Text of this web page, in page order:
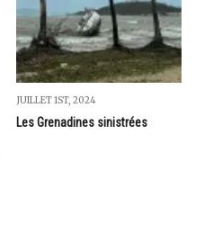
JUILLET 1ST, 2024
Les Grenadines sinistrées